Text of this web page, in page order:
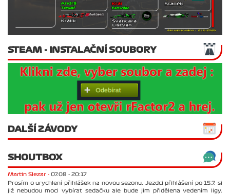
STEAM - INSTALAČNÍ SOUBORY
DALŠÍ ZÁVODY
SHOUTBOX
Martin Slezar - 07.08 - 20:17
Prosím o urychlení přihlášek na novou sezonu. Jezdci přihlášení po 15.7. si
již nebudou moci vybírat sedačku ale bude jim přidělena vedením ligy.